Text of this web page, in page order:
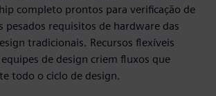
completo prontos para verificação de
pesados requisitos de hardware das
tradicionais. Recursos flexíveis
de design criem fluxos que
todo o ciclo de design.